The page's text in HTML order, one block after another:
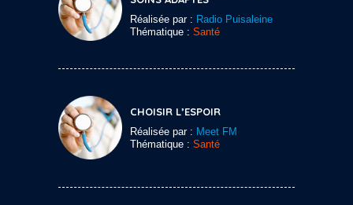
Réalisée par : Radio Puisaleine
Thématique : Santé
CHOISIR L’ESPOIR
Réalisée par : Meet FM
Thématique : Santé